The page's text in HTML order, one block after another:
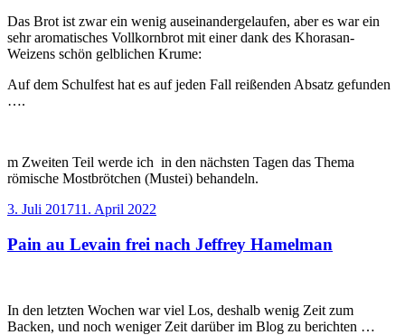
Das Brot ist zwar ein wenig auseinandergelaufen, aber es war ein
sehr aromatisches Vollkornbrot mit einer dank des Khorasan-
Weizens schön gelblichen Krume:
Auf dem Schulfest hat es auf jeden Fall reißenden Absatz gefunden
….
m Zweiten Teil werde ich in den nächsten Tagen das Thema
römische Mostbrötchen (Mustei) behandeln.
Veröffentlicht
3. Juli 201711. April 2022
Pain au Levain frei nach Jeffrey Hamelman
In den letzten Wochen war viel Los, deshalb wenig Zeit zum
Backen, und noch weniger Zeit darüber im Blog zu berichten …